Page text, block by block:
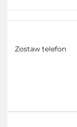
Zostaw telefon